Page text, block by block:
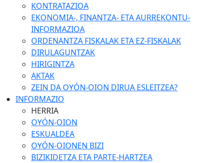
KONTRATAZIOA
EKONOMIA-, FINANTZA- ETA AURREKONTU-
INFORMAZIOA
ORDENANTZA FISKALAK ETA EZ-FISKALAK
DIRULAGUNTZAK
HIRIGINTZA
AKTAK
ZEIN DA OYÓN-OION DIRUA ESLEITZEA?
INFORMAZIO
HERRIA
OYÓN-OION
ESKUALDEA
OYÓN-OIONEN BIZI
BIZIKIDETZA ETA PARTE-HARTZEA